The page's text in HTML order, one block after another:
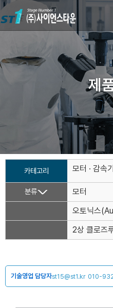
제
카테고리 모터 · 감속기
분류
모터
오토닉스
2상 클로즈
기술영업 담당자st15@st1.kr 010-